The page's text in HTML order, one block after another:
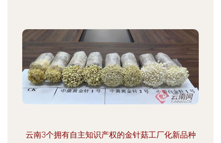
云南3个拥有自主知识产权的金针菇工厂化新品种